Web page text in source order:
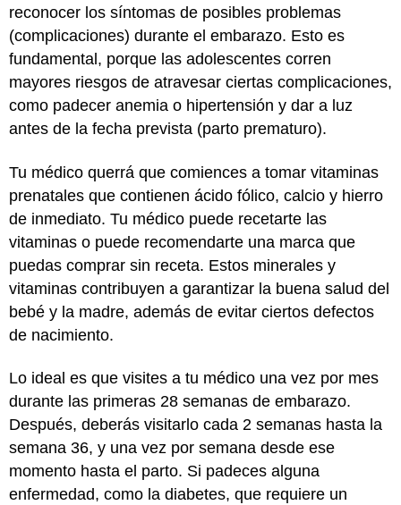
reconocer los síntomas de posibles problemas
(complicaciones) durante el embarazo. Esto es
fundamental, porque las adolescentes corren
mayores riesgos de atravesar ciertas complicaciones,
como padecer anemia o hipertensión y dar a luz
antes de la fecha prevista (parto prematuro).
Tu médico querrá que comiences a tomar vitaminas
prenatales que contienen ácido fólico, calcio y hierro
de inmediato. Tu médico puede recetarte las
vitaminas o puede recomendarte una marca que
puedas comprar sin receta. Estos minerales y
vitaminas contribuyen a garantizar la buena salud del
bebé y la madre, además de evitar ciertos defectos
de nacimiento.
Lo ideal es que visites a tu médico una vez por mes
durante las primeras 28 semanas de embarazo.
Después, deberás visitarlo cada 2 semanas hasta la
semana 36, y una vez por semana desde ese
momento hasta el parto. Si padeces alguna
enfermedad, como la diabetes, que requiere un